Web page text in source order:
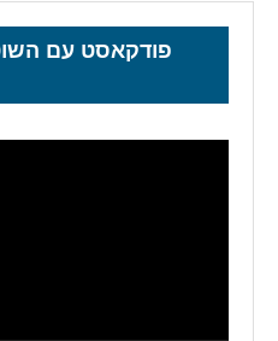
פודקאסט עם